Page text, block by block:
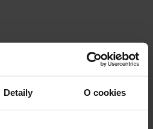
Detaily O cookies
Tabuľka veľkostí